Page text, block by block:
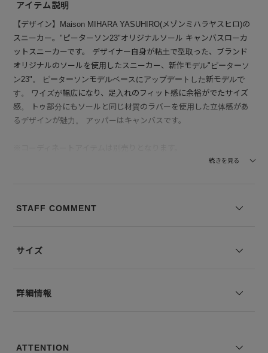
アイテム説明
【デザイン】Maison MIHARA YASUHIRO(メゾンミハラヤスヒロ)の
スニーカー。"ピーターソン23"オリジナルソール キャンバスローカ
ットスニーカーです。 デザイナー自身が粘土で型取った、ブランド
オリジナルのソールを使用したスニーカー、新作モデル"ピーターソ
ン23"。 ピーターソンモデルベースにアップデートした新モデルで
す。 ワイズが幅広になり、足入れのフィット感に余裕がでたサイズ
感。 トゥ部分にもソールと同じ材質のラバーを使用した立体感があ
るデザインが魅力。 アッパーはキャンバスです。
※写真は実際のカラーと若干相違する場合がございます。あらかじめ
続きを見る
STAFF COMMENT
サイズ
詳細情報
ATTENTION